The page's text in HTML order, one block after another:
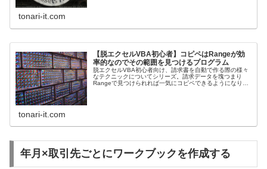
tonari-it.com
【脱エクセルVBA初心者】コピペはRangeが効
率的なのでその範囲を見つけるプログラム
脱エクセルVBA初心者向け、請求書を自動で作る際の様々
なテクニックについてシリーズ。請求データを塊つまり
Rangeで見つけられれば一気にコピペできるようになりま
tonari-it.com
年月×取引先ごとにワークブックを作成する